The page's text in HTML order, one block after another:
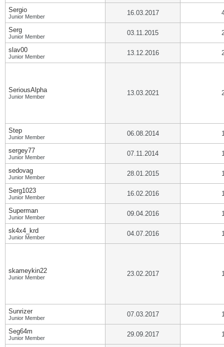
Sergio
Junior Member 16.03.2017
Serg
Junior Member 03.11.2015
slav00
Junior Member 13.12.2016
SeriousAlpha
Junior Member 13.03.2021
Step
Junior Member 06.08.2014
sergey77
Junior Member 07.11.2014
sedovag
Junior Member 28.01.2015
Serg1023
Junior Member 16.02.2016
Superman
Junior Member 09.04.2016
sk4x4_krd
Junior Member 04.07.2016
skameykin22
Junior Member 23.02.2017
Sunrizer
Junior Member 07.03.2017
Seg64m
Junior Member 29.09.2017